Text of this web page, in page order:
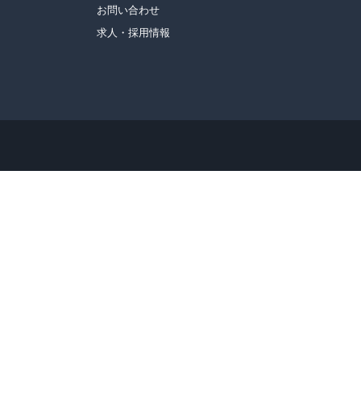
お問い合わせ
求人・採用情報